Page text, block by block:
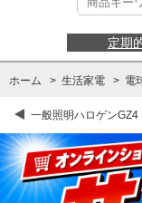
定期
ホーム > 生活家電 > 電
一般照明ハロゲンGZ4